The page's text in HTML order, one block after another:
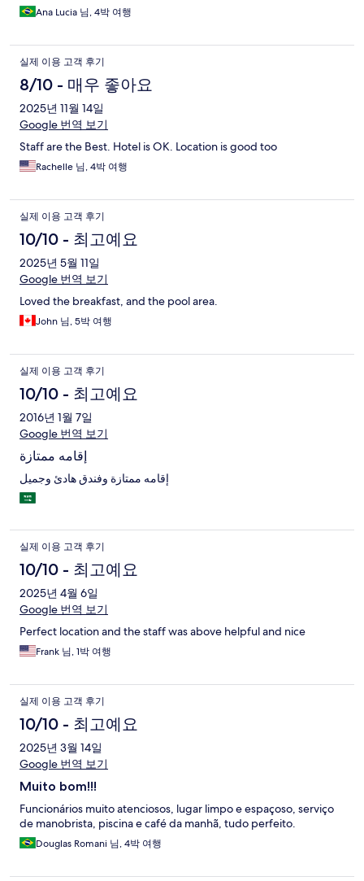
Ana Lucia 님, 4박 여행
실제 이용 고객 후기
8/10 - 매우 좋아요
2025년 11월 14일
Google 번역 보기
Staff are the Best. Hotel is OK. Location is good too
Rachelle 님, 4박 여행
실제 이용 고객 후기
10/10 - 최고예요
2025년 5월 11일
Google 번역 보기
Loved the breakfast, and the pool area.
John 님, 5박 여행
실제 이용 고객 후기
10/10 - 최고예요
2016년 1월 7일
Google 번역 보기
إقامه ممتازة
إقامه ممتازة وفندق هادئ وجميل
실제 이용 고객 후기
10/10 - 최고예요
2025년 4월 6일
Google 번역 보기
Perfect location and the staff was above helpful and nice
Frank 님, 1박 여행
실제 이용 고객 후기
10/10 - 최고예요
2025년 3월 14일
Google 번역 보기
Muito bom!!!
Funcionários muito atenciosos, lugar limpo e espaçoso, serviço
de manobrista, piscina e café da manhã, tudo perfeito.
Douglas Romani 님, 4박 여행